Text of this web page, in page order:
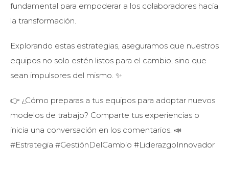
fundamental para empoderar a los colaboradores hacia
la transformación.
Explorando estas estrategias, aseguramos que nuestros
equipos no solo estén listos para el cambio, sino que
sean impulsores del mismo. ✨
👉 ¿Cómo preparas a tus equipos para adoptar nuevos
modelos de trabajo? Comparte tus experiencias o
inicia una conversación en los comentarios. 📣
#Estrategia #GestiónDelCambio #LiderazgoInnovador